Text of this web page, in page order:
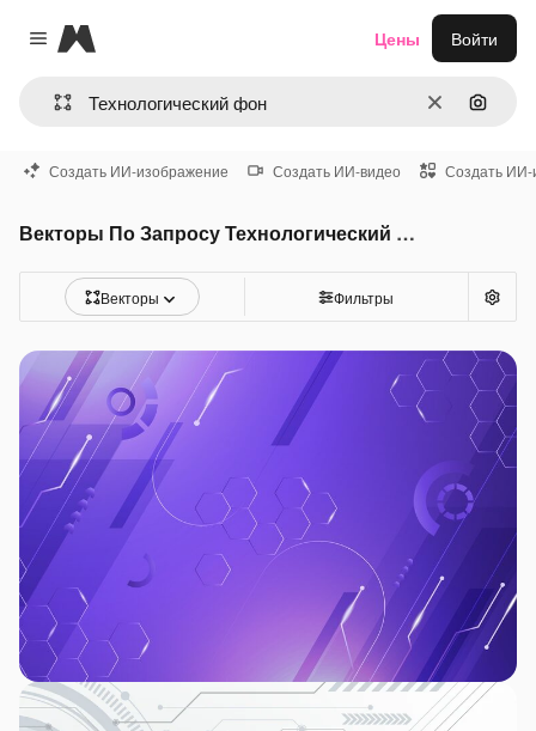
Close menu
Magnific
ОчиститьПоиск
Цены Войти
Создать ИИ-изображение Создать ИИ-видео Создать ИИ-
Векторы По Запросу Технологический фон
Векторы Фильтры